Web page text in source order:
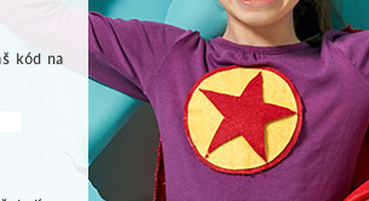
kód na
pro Vás
přidali k milovníkům dobrého